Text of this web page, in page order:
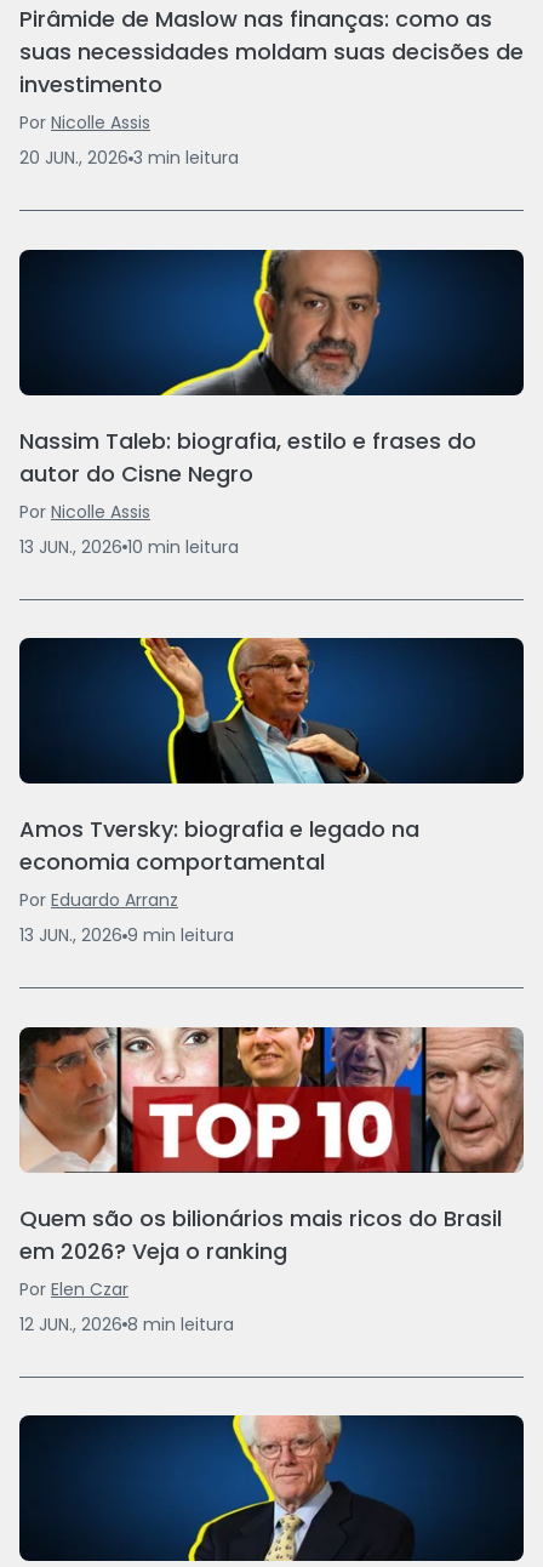
Pirâmide de Maslow nas finanças: como as
suas necessidades moldam suas decisões de
investimento
Por Nicolle Assis
20 JUN., 2026 3 min leitura
Nassim Taleb: biografia, estilo e frases do
autor do Cisne Negro
Por Nicolle Assis
13 JUN., 2026 10 min leitura
Amos Tversky: biografia e legado na
economia comportamental
Por Eduardo Arranz
13 JUN., 2026 9 min leitura
Quem são os bilionários mais ricos do Brasil
em 2026? Veja o ranking
Por Elen Czar
12 JUN., 2026 8 min leitura